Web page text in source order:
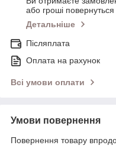
або гроші
Детальніше
Післяплата
Оплата на рахунок
Всі умови оплати
Умови повернення
Повернення товару